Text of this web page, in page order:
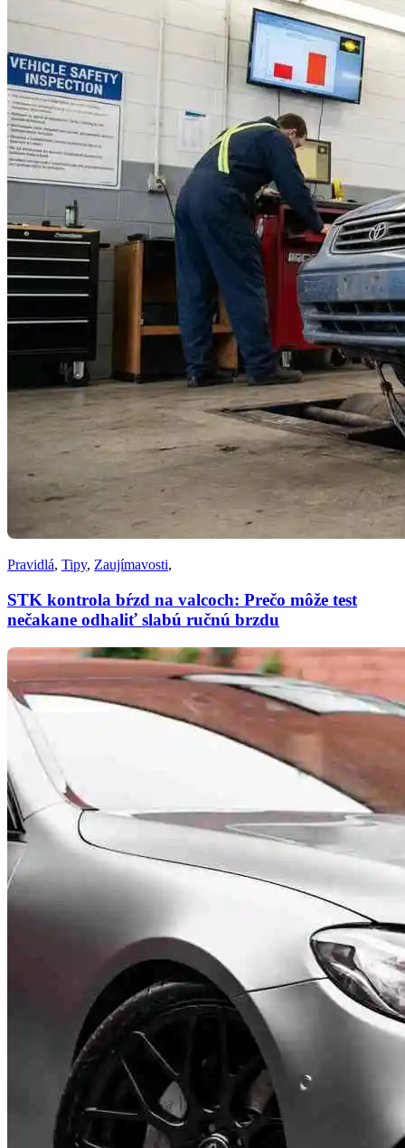
Pravidlá, Tipy, Zaujímavosti,
STK kontrola bŕzd na valcoch: Prečo môže test
nečakane odhaliť slabú ručnú brzdu